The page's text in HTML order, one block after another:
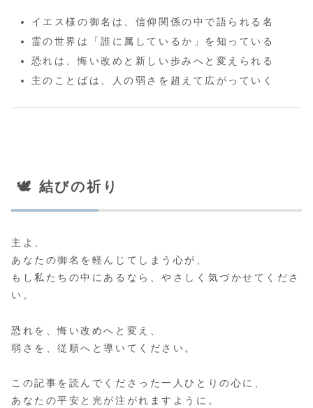
イエス様の御名は、信仰関係の中で語られる名
霊の世界は「誰に属しているか」を知っている
恐れは、悔い改めと新しい歩みへと変えられる
主のことばは、人の弱さを超えて広がっていく
🕊️ 結びの祈り
主よ、
あなたの御名を軽んじてしまう心が、
もし私たちの中にあるなら、やさしく気づかせてくださ
い。
恐れを、悔い改めへと変え、
弱さを、従順へと導いてください。
この記事を読んでくださった一人ひとりの心に、
あなたの平安と光が注がれますように。